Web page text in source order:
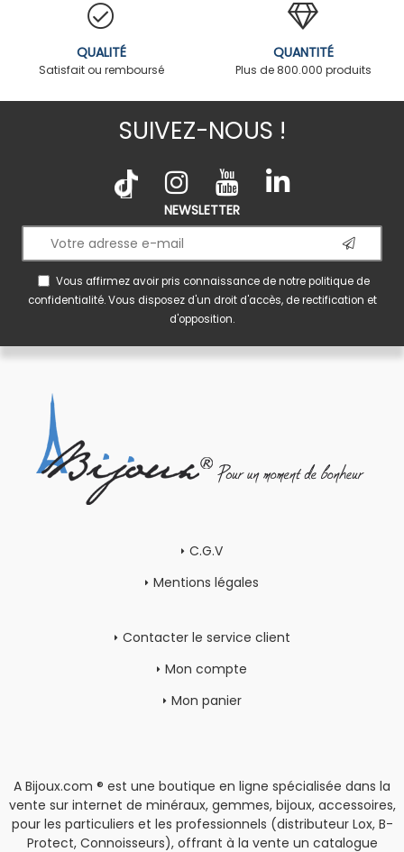
QUALITÉ
Satisfait ou remboursé
QUANTITÉ
Plus de 800.000 produits
SUIVEZ-NOUS !
NEWSLETTER
Vous affirmez avoir pris connaissance de notrepolitique de
confidentialité. Vous disposez d'un droit d'accès, de rectification et
d'opposition.
C.G.V
Mentions légales
Contacter le service client
Mon compte
Mon panier
A Bijoux.com ® est une boutique en ligne spécialisée dans la
vente sur internet de minéraux, gemmes, bijoux, accessoires,
pour les particuliers et les professionnels (distributeur Lox, B-
Protect, Connoisseurs), offrant à la vente un catalogue